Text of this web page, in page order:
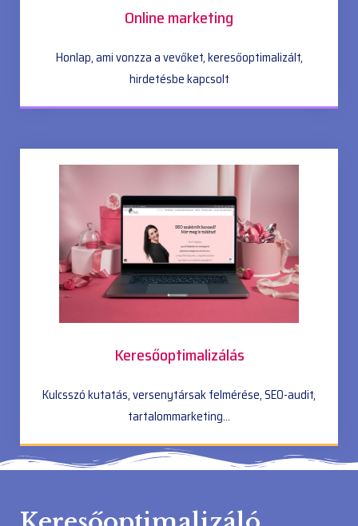
Online marketing
Honlap, ami vonzza a vevőket, keresőoptimalizált,
hirdetésbe kapcsolt
Keresőoptimalizálás
Kulcsszó kutatás, versenytársak felmérése, SEO-audit,
tartalommarketing...